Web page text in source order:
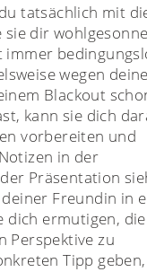
tatsächlich mit
dir
immer
wegen
Blackout
kann sie dich
vorbereiten und
in der
Präsentation
Freundin in
dich ermutigen, die
Perspektive zu
Tipp